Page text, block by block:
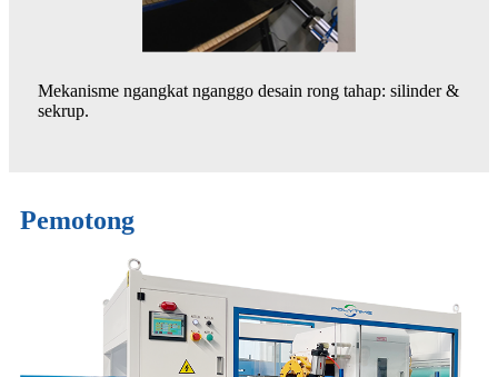
Mekanisme ngangkat nganggo desain rong tahap: silinder &
sekrup.
Pemotong